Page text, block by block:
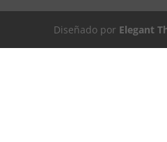
Diseñado por Elegant